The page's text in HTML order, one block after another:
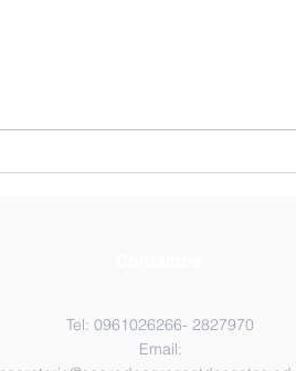
Tel: 0961026266- 2827970
Email: